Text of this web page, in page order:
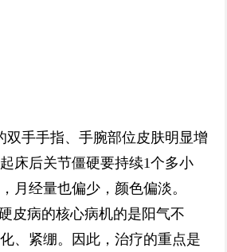
双手手指、手腕部位皮肤明显增
床后关节僵硬要持续1个多小
月经量也偏少，颜色偏淡。
皮病的核心病机的是阳气不
、紧绷。因此，治疗的重点是